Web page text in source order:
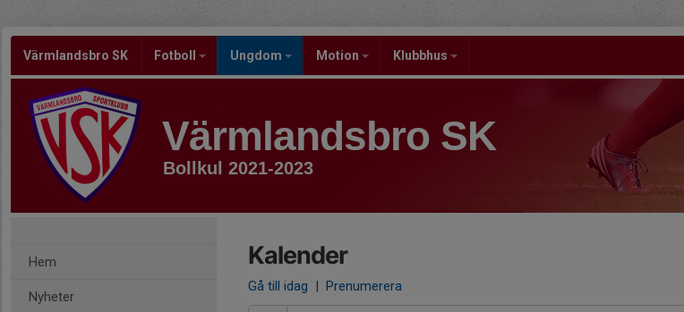
Värmlandsbro SK Fotboll Ungdom Motion Klubbhus
Värmlandsbro SK
Bollkul 2021-2023
Hem
Nyheter
Kalender
Gå till idag | Prenumerera